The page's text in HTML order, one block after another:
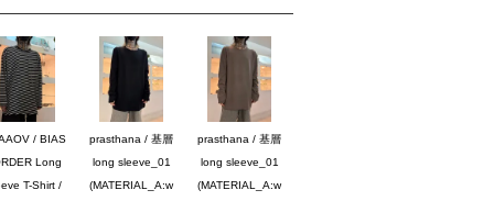
/ BIAS
Long
T-Shirt /
prasthana / 基層
long sleeve_01
(MATERIAL_A:w
prasthana / 基層
long sleeve_01
(MATERIAL_A:w